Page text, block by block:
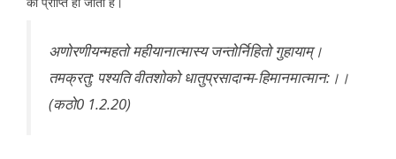
अणोरणीयन्महतो महीयानात्मास्य जन्तोर्निहितो गुहायाम्।
तमक्रतु: पश्यति वीतशोको धातुप्रसादान्म-हिमानमात्मान:।।
(कठो0 1.2.20)